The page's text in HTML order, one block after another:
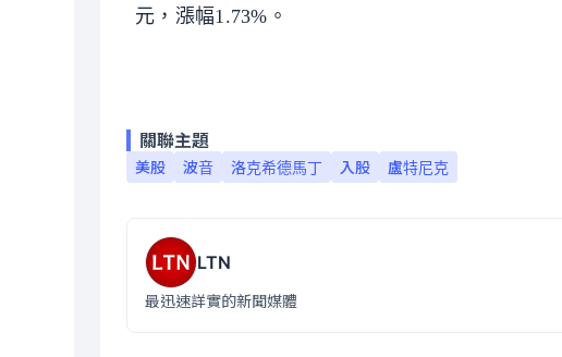
元，漲幅1.73%。
關聯主題
美股 波音 洛克希德馬丁 入股 盧特尼克
LTN
最迅速詳實的新聞媒體